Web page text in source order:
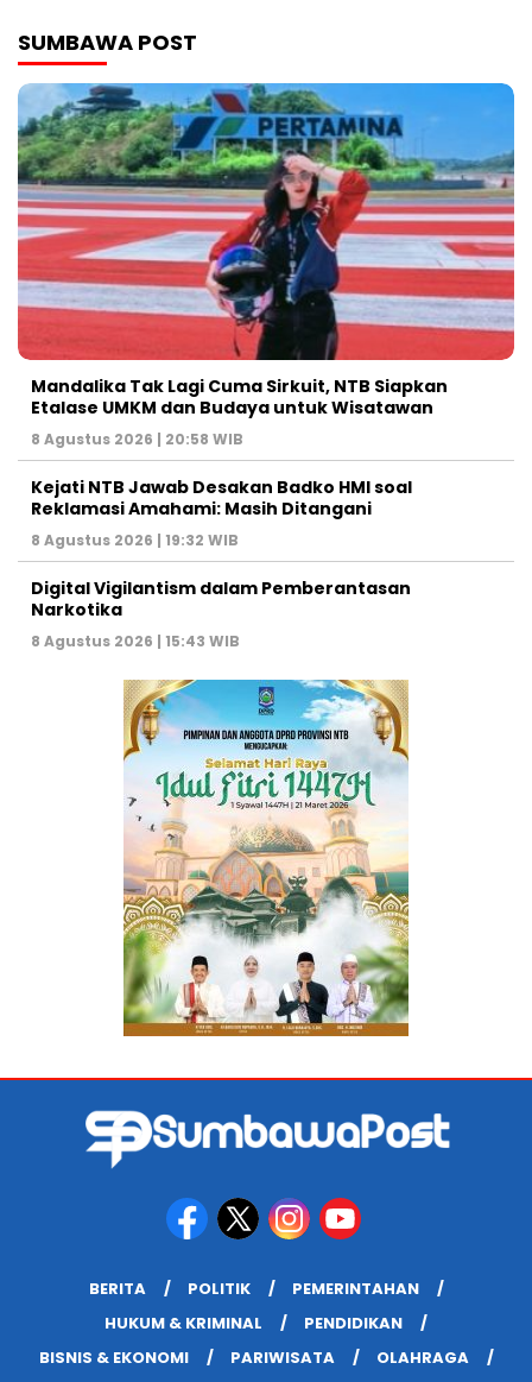
SUMBAWA POST
Mandalika Tak Lagi Cuma Sirkuit, NTB Siapkan
Etalase UMKM dan Budaya untuk Wisatawan
8 Agustus 2026 | 20:58 WIB
Kejati NTB Jawab Desakan Badko HMI soal
Reklamasi Amahami: Masih Ditangani
8 Agustus 2026 | 19:32 WIB
Digital Vigilantism dalam Pemberantasan
Narkotika
8 Agustus 2026 | 15:43 WIB
BERITA POLITIK
PEMERINTAHAN
HUKUM & KRIMINAL
PENDIDIKAN
BISNIS & EKONOMI
PARIWISATA
OLAHRAGA